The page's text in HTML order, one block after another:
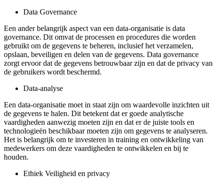
Data Governance
Een ander belangrijk aspect van een data-organisatie is data
governance. Dit omvat de processen en procedures die worden
gebruikt om de gegevens te beheren, inclusief het verzamelen,
opslaan, beveiligen en delen van de gegevens. Data governance
zorgt ervoor dat de gegevens betrouwbaar zijn en dat de privacy van
de gebruikers wordt beschermd.
Data-analyse
Een data-organisatie moet in staat zijn om waardevolle inzichten uit
de gegevens te halen. Dit betekent dat er goede analytische
vaardigheden aanwezig moeten zijn en dat er de juiste tools en
technologieën beschikbaar moeten zijn om gegevens te analyseren.
Het is belangrijk om te investeren in training en ontwikkeling van
medewerkers om deze vaardigheden te ontwikkelen en bij te
houden.
Ethiek Veiligheid en privacy